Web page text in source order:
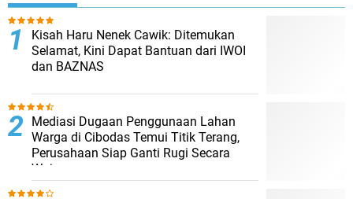
Kisah Haru Nenek Cawik: Ditemukan
Selamat, Kini Dapat Bantuan dari IWOI
dan BAZNAS
Mediasi Dugaan Penggunaan Lahan
Warga di Cibodas Temui Titik Terang,
Perusahaan Siap Ganti Rugi Secara
Wajar